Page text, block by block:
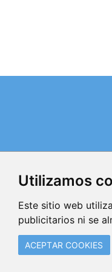
Utilizamos
Este sitio web
publicitarios ni se
ACEPTAR COOKIES